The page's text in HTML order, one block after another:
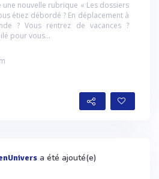
nouvelle rubrique « Les dossiers
étiez débordé ? En déplacement à
? Vous rentrez de vacances ?
pour vous...
a été ajouté(e)